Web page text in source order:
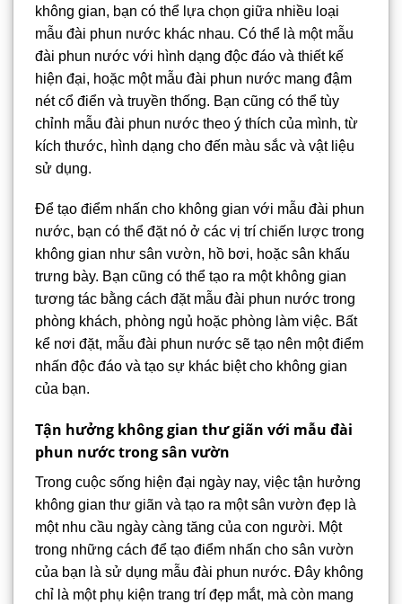
không gian, bạn có thể lựa chọn giữa nhiều loại
mẫu đài phun nước khác nhau. Có thể là một mẫu
đài phun nước với hình dạng độc đáo và thiết kế
hiện đại, hoặc một mẫu đài phun nước mang đậm
nét cổ điển và truyền thống. Bạn cũng có thể tùy
chỉnh mẫu đài phun nước theo ý thích của mình, từ
kích thước, hình dạng cho đến màu sắc và vật liệu
sử dụng.
Để tạo điểm nhấn cho không gian với mẫu đài phun
nước, bạn có thể đặt nó ở các vị trí chiến lược trong
không gian như sân vườn, hồ bơi, hoặc sân khấu
trưng bày. Bạn cũng có thể tạo ra một không gian
tương tác bằng cách đặt mẫu đài phun nước trong
phòng khách, phòng ngủ hoặc phòng làm việc. Bất
kể nơi đặt, mẫu đài phun nước sẽ tạo nên một điểm
nhấn độc đáo và tạo sự khác biệt cho không gian
của bạn.
Tận hưởng không gian thư giãn với mẫu đài
phun nước trong sân vườn
Trong cuộc sống hiện đại ngày nay, việc tận hưởng
không gian thư giãn và tạo ra một sân vườn đẹp là
một nhu cầu ngày càng tăng của con người. Một
trong những cách để tạo điểm nhấn cho sân vườn
của bạn là sử dụng mẫu đài phun nước. Đây không
chỉ là một phụ kiện trang trí đẹp mắt, mà còn mang